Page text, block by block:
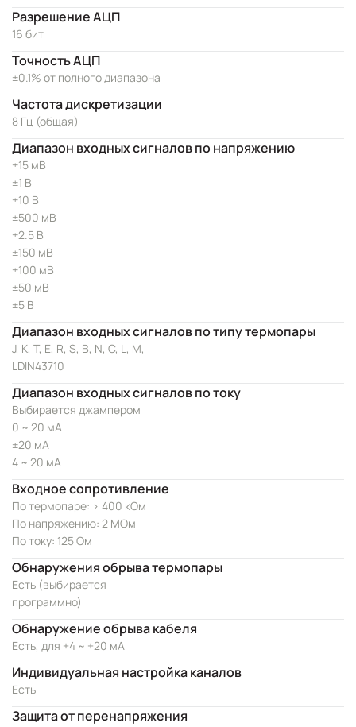
Разрешение АЦП
16 бит
Точность АЦП
±0.1% от полного диапазона
Частота дискретизации
8 Гц (общая)
Диапазон входных сигналов по напряжению
±15 мВ
±1 В
±10 В
±500 мВ
±2.5 В
±150 мВ
±100 мВ
±50 мВ
±5 В
Диапазон входных сигналов по типу термопары
J, K, T, E, R, S, B, N, C, L, M,
LDIN43710
Диапазон входных сигналов по току
Выбирается джампером
0 ~ 20 мА
±20 мА
4 ~ 20 мА
Входное сопротивление
По термопаре: > 400 кОм
По напряжению: 2 МОм
По току: 125 Ом
Обнаружения обрыва термопары
Есть (выбирается
программно)
Обнаружение обрыва кабеля
Есть, для +4 ~ +20 мА
Индивидуальная настройка каналов
Есть
Защита от перенапряжения